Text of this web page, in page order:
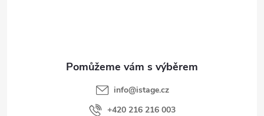
info@istage.cz
+420 216 216 003